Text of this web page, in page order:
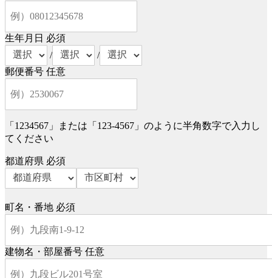
生年月日 必須
/
/
郵便番号 任意
「1234567」または「123-4567」のように半角数字で入力し
てください
都道府県 必須
町名・番地 必須
建物名・部屋番号 任意